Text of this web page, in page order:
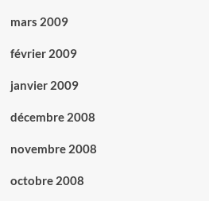
mars 2009
février 2009
janvier 2009
décembre 2008
novembre 2008
octobre 2008